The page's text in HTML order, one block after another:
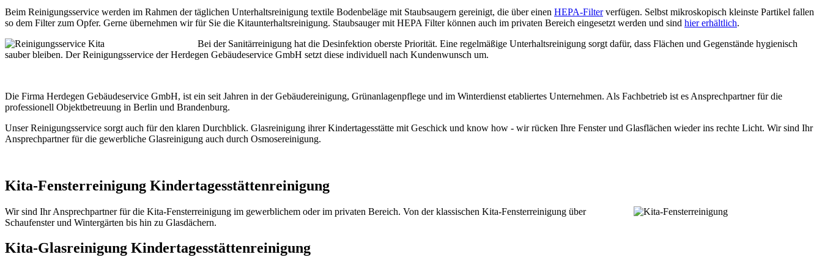
Beim Reinigungsservice werden im Rahmen der täglichen Unterhaltsreinigung textile Bodenbeläge mit Staubsaugern gereinigt, die über einen HEPA-Filterverfügen. Selbst mikroskopisch kleinste Partikel fallen
so dem Filter zum Opfer. Gerne übernehmen wir für Sie die Kitaunterhaltsreinigung. Staubsauger mit HEPA Filter können auch im privaten Bereich eingesetzt werden und sind hier erhältlich.
Bei der Sanitärreinigung hat die Desinfektion oberste Priorität. Eine regelmäßige Unterhaltsreinigung sorgt dafür, dass Flächen und Gegenstände hygienisch
sauber bleiben. Der Reinigungsservice der Herdegen Gebäudeservice GmbH setzt diese individuell nach Kundenwunsch um.
Die Firma Herdegen Gebäudeservice GmbH, ist ein seit Jahren in der Gebäudereinigung, Grünanlagenpflege und im Winterdienst etabliertes Unternehmen. Als Fachbetrieb ist es Ansprechpartner für die
professionell Objektbetreuung in Berlin und Brandenburg.
Unser Reinigungsservice sorgt auch für den klaren Durchblick. Glasreinigung ihrer Kindertagesstätte mit Geschick und know how - wir rücken Ihre Fenster und Glasflächen wieder ins rechte Licht. Wir sind Ihr
Ansprechpartner für die gewerbliche Glasreinigung auch durch Osmosereinigung.
Kita-Fensterreinigung Kindertagesstättenreinigung
Wir sind Ihr Ansprechpartner für die Kita-Fensterreinigung im gewerblichem oder im privaten Bereich. Von der klassischen Kita-Fensterreinigung über
Schaufenster und Wintergärten bis hin zu Glasdächern.
Kita-Glasreinigung Kindertagesstättenreinigung